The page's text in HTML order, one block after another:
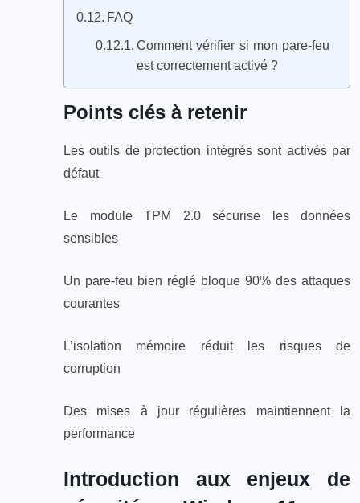
FAQ
Comment vérifier si mon pare-feu
est correctement activé ?
Points clés à retenir
Les outils de protection intégrés sont activés par
défaut
Le module TPM 2.0 sécurise les données
sensibles
Un pare-feu bien réglé bloque 90% des attaques
courantes
L’isolation mémoire réduit les risques de
corruption
Des mises à jour régulières maintiennent la
performance
Introduction aux enjeux de